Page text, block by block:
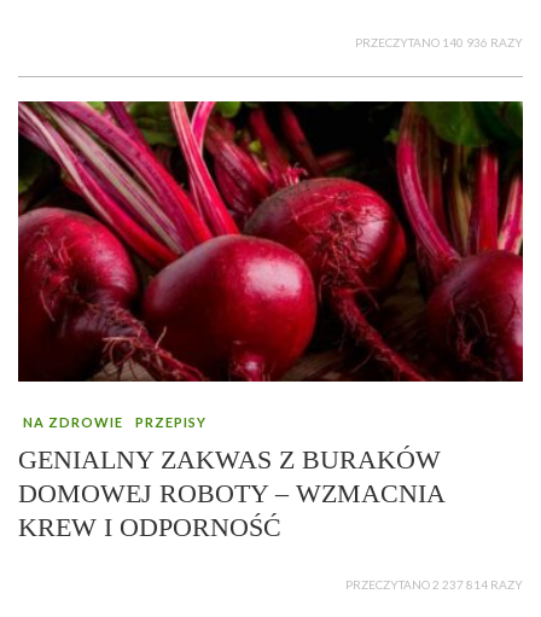
PRZECZYTANO 140 936 RAZY
NA ZDROWIE PRZEPISY
GENIALNY ZAKWAS Z BURAKÓW
DOMOWEJ ROBOTY – WZMACNIA
KREW I ODPORNOŚĆ
PRZECZYTANO 2 237 814 RAZY